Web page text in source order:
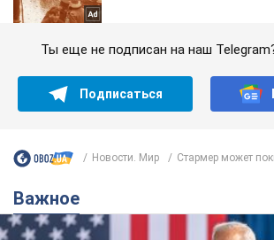
Ты еще не подписан на наш
Подписаться
Новости. Мир Стармер может
Важное